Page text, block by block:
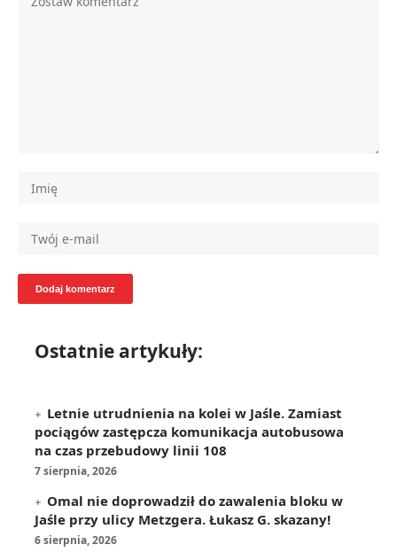
Ostatnie artykuły:
Letnie utrudnienia na kolei w Jaśle. Zamiast
pociągów zastępcza komunikacja autobusowa
na czas przebudowy linii 108
7 sierpnia, 2026
Omal nie doprowadził do zawalenia bloku w
Jaśle przy ulicy Metzgera. Łukasz G. skazany!
6 sierpnia, 2026